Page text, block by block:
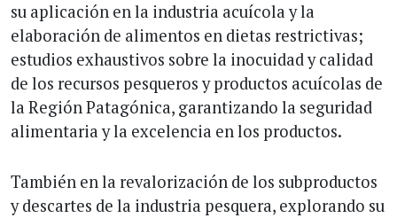
su aplicación en la industria acuícola y la
elaboración de alimentos en dietas restrictivas;
estudios exhaustivos sobre la inocuidad y calidad
de los recursos pesqueros y productos acuícolas de
la Región Patagónica, garantizando la seguridad
alimentaria y la excelencia en los productos.
También en la revalorización de los subproductos
y descartes de la industria pesquera, explorando su